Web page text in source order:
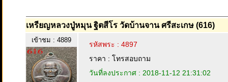
เหรียญหลวงปู่หมุน ฐิตสีโร วัดบ้านจาน ศรีสะเกษ (616)
เข้าชม : 4889
รหัสพระ : 4897
ราคา : โทรสอบถาม
วันที่ลงประกาศ : 2018-11-12 21:31:02